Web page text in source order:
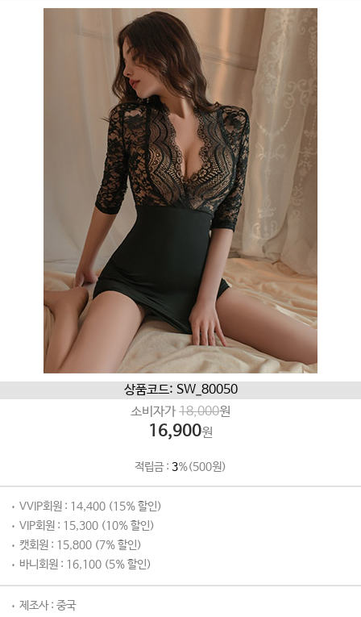
상품코드: SW_80050
소비자가 18,000원
16,900원
적립금 : 3%(500원)
VVIP회원 : 14,400 (15% 할인)
VIP회원 : 15,300 (10% 할인)
캣회원 : 15,800 (7% 할인)
바니회원 : 16,100 (5% 할인)
제조사 : 중국